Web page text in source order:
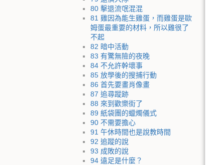
80 擊退流氓混混
81 雞因為能生雞蛋，而雞蛋是歐
姆蛋最重要的材料，所以雞很了
不起
82 暗中活動
83 有驚無險的夜晚
84 不允許幹壞事
85 放學後的搜捕行動
86 首先要畫肖像畫
87 追尋蹤跡
88 來到歡樂街了
89 紙袋團的蠟燭儀式
90 不需要擔心
91 午休時間也是說教時間
92 追蹤的說
93 成敗的說
94 遠足是什麼？